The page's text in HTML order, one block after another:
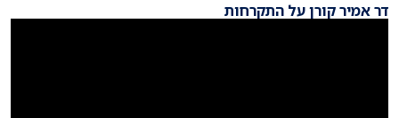
דר אמיר קורן על התקרחות